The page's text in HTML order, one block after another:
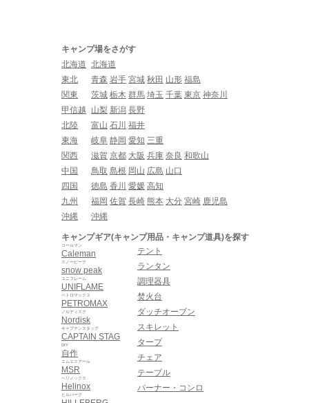
キャンプ場をさがす
北海道 北海道
東北
青森 岩手 宮城 秋田 山形 福島
関東
茨城 栃木 群馬 埼玉 千葉 東京 神奈川
甲信越
山梨 新潟 長野
北陸
富山 石川 福井
東海
岐阜 静岡 愛知 三重
関西
滋賀 京都 大阪 兵庫 奈良 和歌山
中国
鳥取 島根 岡山 広島 山口
四国
徳島 香川 愛媛 高知
九州
福岡 佐賀 長崎 熊本 大分 宮崎 鹿児島
沖縄
沖縄
キャンプギア(キャンプ用品・キャンプ道具)を探す
Caleman
コールマン
snow peak
スノーピーク
UNIFLAME
ユニフレーム
PETROMAX
ペトロマックス
Nordisk
ノルディスク
CAPTAIN STAG
キャプテンスタッグ
自作
DIY
MSR
エムエスアール
Helinox
ヘリノックス
ヒルバーグ
テント
ランタン
調理器具
焚火台
ダッチオーブン
スキレット
タープ
チェア
テーブル
バーナー・コンロ